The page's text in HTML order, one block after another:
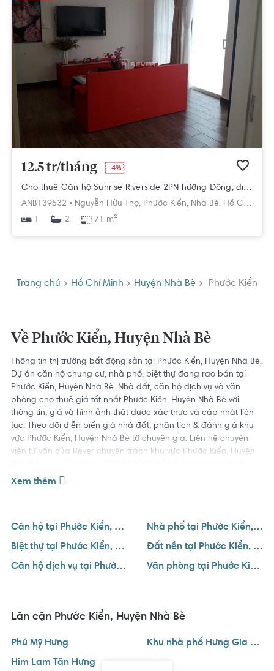
12.5 tr/tháng -4%
Cho thuê Căn hộ Sunrise Riverside 2PN hướng Đông, diện tích 71m²
ANB139532 • Nguyễn Hữu Thọ, Phước Kiển, Nhà Bè, Hồ Chí Minh
1
2 71 m²
Trang chủ Hồ Chí Minh Huyện Nhà Bè Phước Kiển
Về Phước Kiển, Huyện Nhà Bè
Thông tin thị trường bất động sản tại Phước Kiển, Huyện Nhà Bè.
Dự án căn hộ chung cư, nhà phố, biệt thự đang rao bán tại
Phước Kiển, Huyện Nhà Bè. Nhà đất, căn hộ dịch vụ và văn
phòng cho thuê giá tốt nhất Phước Kiển, Huyện Nhà Bè với
thông tin, giá và hình ảnh thật được xác thực và cập nhật liên
tục. Theo dõi diễn biến giá nhà đất, phân tích & đánh giá khu
vực Phước Kiển, Huyện Nhà Bè từ chuyên gia. Liên hệ chuyên
viên tư vấn của Rever chuyên trách khu vực Phước Kiển, Huyện
ngôi nhà ưng ý với giá tốt nhất.
Xem thêm
Căn hộ tại Phước Kiển, Huyện Nhà Bè
Nhà phố tại Phước Kiển, Huyện Nhà Bè
Biệt thự tại Phước Kiển, Huyện Nhà Bè
Đất nền tại Phước Kiển, Huyện Nhà Bè
Căn hộ dịch vụ tại Phước Kiển, Huyện Nhà Bè
Văn phòng tại Phước Kiển, Huyện Nhà Bè
Lân cận Phước Kiển, Huyện Nhà Bè
Phú Mỹ Hưng
Khu nhà phố Hưng Gia Quận 7
Him Lam Tân Hưng